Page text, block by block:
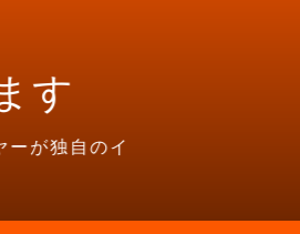
す
ーが独自のイ